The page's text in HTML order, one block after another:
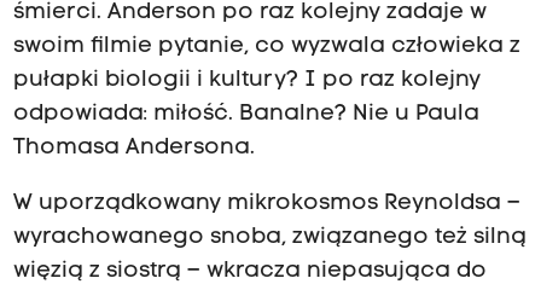
śmierci. Anderson po raz kolejny zadaje w
swoim filmie pytanie, co wyzwala człowieka z
pułapki biologii i kultury? I po raz kolejny
odpowiada: miłość. Banalne? Nie u Paula
Thomasa Andersona.
W uporządkowany mikrokosmos Reynoldsa –
wyrachowanego snoba, związanego też silną
więzią z siostrą – wkracza niepasująca do